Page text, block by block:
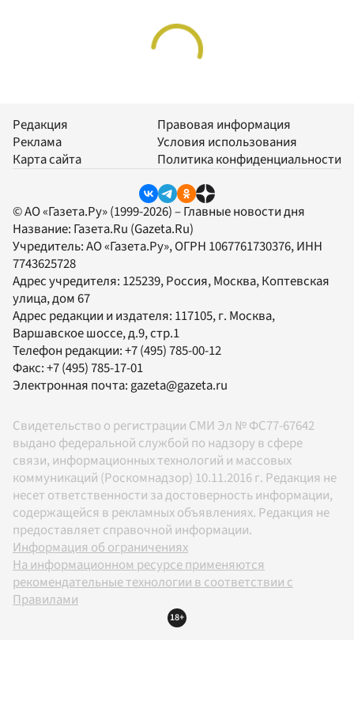
Редакция
Реклама
Карта сайта
Правовая информация
Условия использования
Политика конфиденциальности
© АО «Газета.Ру» (1999-2026) – Главные новости дня
Название: Газета.Ru (Gazeta.Ru)
Учредитель:АО «Газета.Ру», ОГРН 1067761730376, ИНН
7743625728
Адрес учредителя: 125239, Россия, Москва, Коптевская
улица, дом 67
Адрес редакции и издателя: 117105, г. Москва,
Варшавское шоссе, д.9, стр.1
Телефон редакции:+7 (495) 785-00-12
Факс:+7 (495) 785-17-01
Электронная почта:gazeta@gazeta.ru
Свидетельство о регистрации СМИ Эл № ФС77-67642
выдано федеральной службой по надзору в сфере
связи, информационных технологий и массовых
коммуникаций (Роскомнадзор) 10.11.2016 г. Редакция не
несет ответственности за достоверность информации,
содержащейся в рекламных объявлениях. Редакция не
предоставляет справочной информации.
Информация об ограничениях
На информационном ресурсе применяются
рекомендательные технологии в соответствии с
Правилами
18+